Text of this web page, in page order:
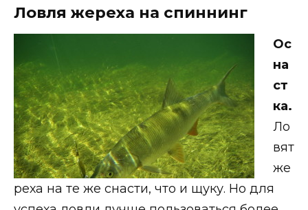
Ловля жереха на спиннинг
Ос
на
ст
ка.
Ло
вят
же
реха на те же снасти, что и щуку. Но для